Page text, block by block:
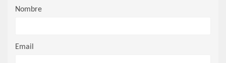
Nombre
Email